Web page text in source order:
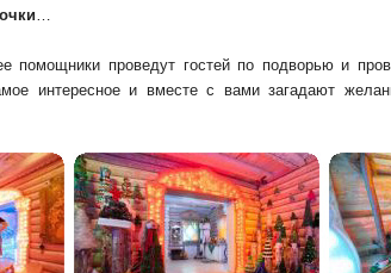
…
помощники проведут гостей по подворью и
интересное и вместе с вами загадают